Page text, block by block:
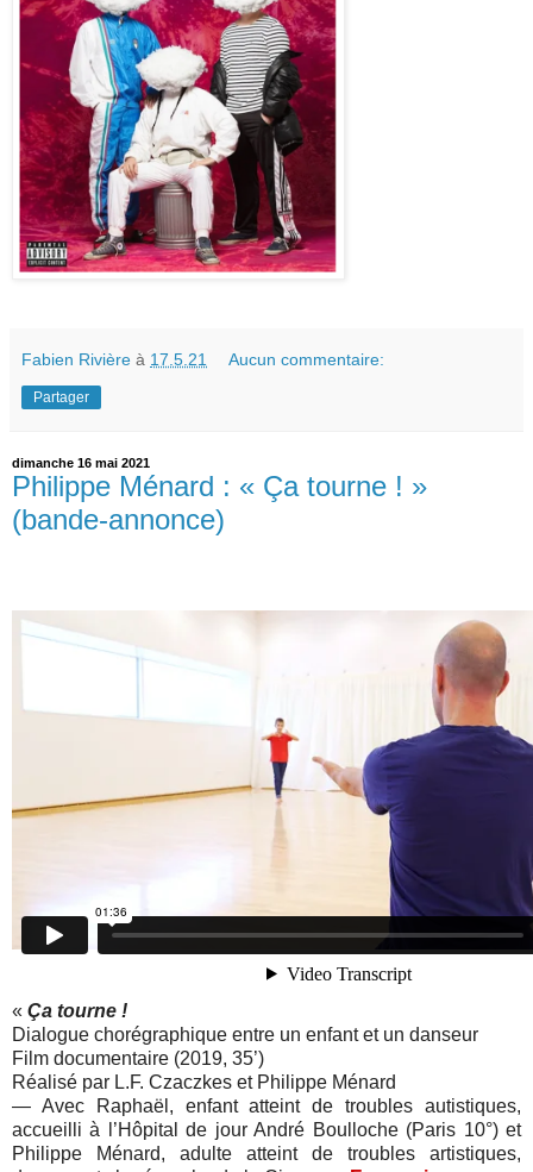
Fabien Rivière à 17.5.21 Aucun commentaire:
Partager
dimanche 16 mai 2021
Philippe Ménard : « Ça tourne ! »
(bande-annonce)
« Ça tourne !
Dialogue chorégraphique entre un enfant et un danseur
Film documentaire (2019, 35’)
Réalisé par L.F. Czaczkes et Philippe Ménard
— Avec Raphaël, enfant atteint de troubles autistiques,
accueilli à l’Hôpital de jour André Boulloche (Paris 10°) et
Philippe Ménard, adulte atteint de troubles artistiques,